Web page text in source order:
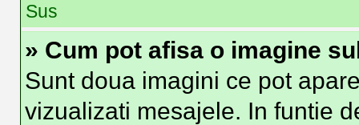
Sus
» Cum pot afisa o imagine
Sunt doua imagini ce pot
vizualizati mesajele. In funtie